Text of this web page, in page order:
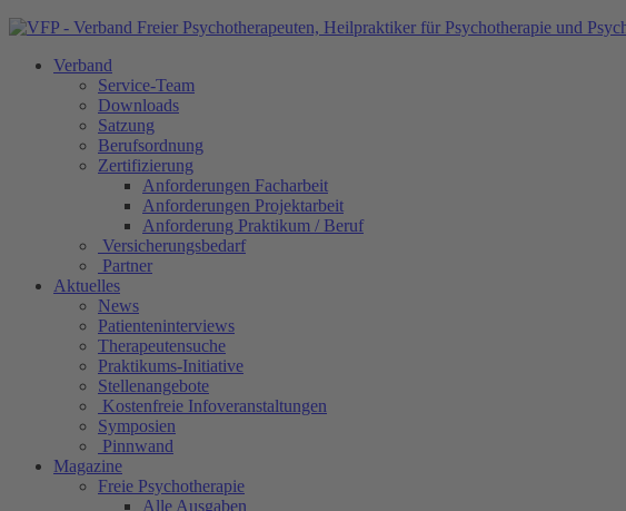
Verband
Service-Team
Downloads
Satzung
Berufsordnung
Zertifizierung
Anforderungen Facharbeit
Anforderungen Projektarbeit
Anforderung Praktikum / Beruf
Versicherungsbedarf
Partner
Aktuelles
News
Patienteninterviews
Therapeutensuche
Praktikums-Initiative
Stellenangebote
Kostenfreie Infoveranstaltungen
Symposien
Pinnwand
Magazine
Freie Psychotherapie
Alle Ausgaben